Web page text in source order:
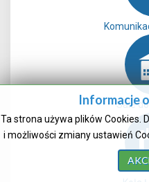
Sale
Informacje
Ta strona używa plików Cookies.
i możliwości zmiany ustawień